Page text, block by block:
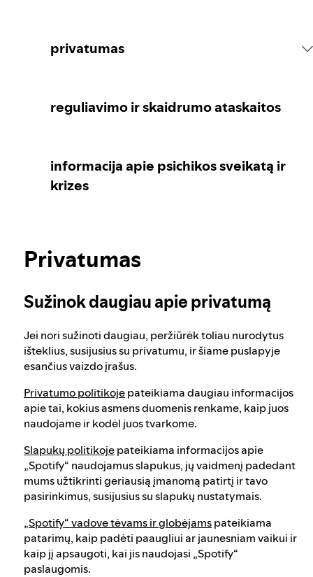
Rekomendacijos tėvams ir globėjams
Rinkimų sąžiningumas platformoje „Spotify“
Mūsų požiūris į pavojingą ir klaidinantį turinį
Mūsų požiūris į smurtinį ekstremizmą
Apie rekomendacijas
Skaitmeninių paslaugų aktas – kontaktinė
privatumas
privatumo valdikliai
reguliavimo ir skaidrumo ataskaitos
informacija apie psichikos sveikatą ir
krizes
Privatumas
Sužinok daugiau apie privatumą
Jei nori sužinoti daugiau, peržiūrėk toliau nurodytus
išteklius, susijusius su privatumu, ir šiame puslapyje
esančius vaizdo įrašus.
Privatumo politikojepateikiama daugiau informacijos
apie tai, kokius asmens duomenis renkame, kaip juos
naudojame ir kodėl juos tvarkome.
Slapukų politikojepateikiama informacijos apie
„Spotify“ naudojamus slapukus, jų vaidmenį padedant
mums užtikrinti geriausią įmanomą patirtį ir tavo
pasirinkimus, susijusius su slapukų nustatymais.
„Spotify“ vadove tėvams ir globėjamspateikiama
patarimų, kaip padėti paaugliui ar jaunesniam vaikui ir
kaip jį apsaugoti, kai jis naudojasi „Spotify“
paslaugomis.